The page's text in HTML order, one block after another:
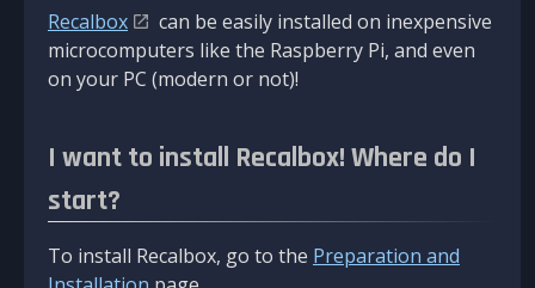
Recalbox
can be easily installed on inexpensive
microcomputers like the Raspberry Pi, and even
on your PC (modern or not)!
I want to install Recalbox! Where do I
start?
To install Recalbox, go to the Preparation and